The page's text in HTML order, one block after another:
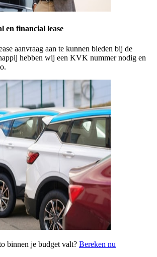
en financial lease
aanvraag aan te kunnen bieden bij de
hebben wij een KVK nummer nodig en
binnen je budget valt? Bereken nu